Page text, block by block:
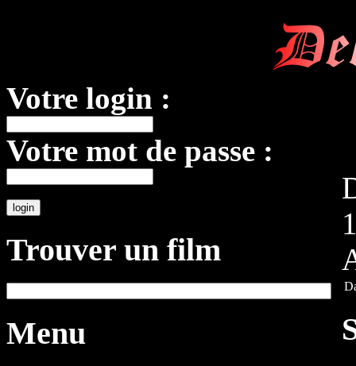
Votre login :
Votre mot de passe :
Trouver un film
Menu